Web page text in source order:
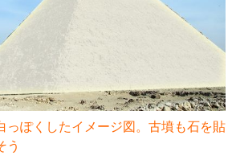
っぽくしたイメージ図。古墳も石を貼
う